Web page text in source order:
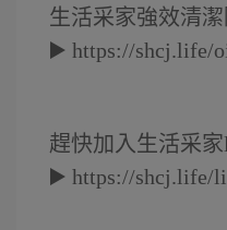
生活采家強效清潔
▶️ https://shcj.life/
趕快加入生活采
▶️ https://shcj.life/